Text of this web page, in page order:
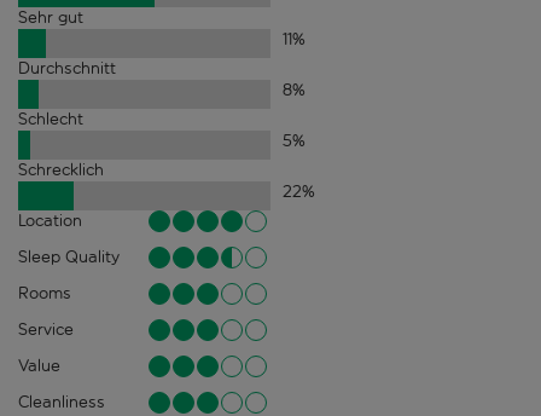
Sehr gut
11%
Durchschnitt
8%
Schlecht
5%
Schrecklich
22%
Location
Sleep Quality
Rooms
Service
Value
Cleanliness